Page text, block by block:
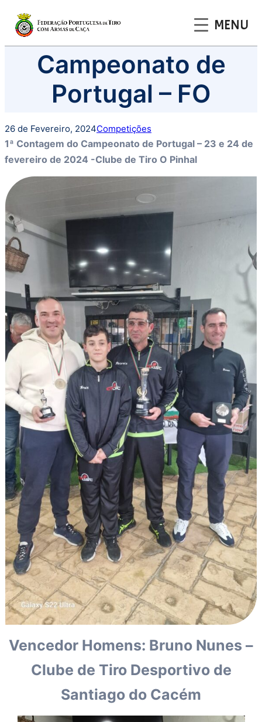
MENU
Campeonato de
Portugal – FO
26 de Fevereiro, 2024Competições
1ª Contagem do Campeonato de Portugal – 23 e 24 de
fevereiro de 2024 -Clube de Tiro O Pinhal
Vencedor Homens: Bruno Nunes –
Clube de Tiro Desportivo de
Santiago do Cacém